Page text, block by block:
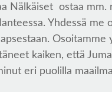
Nälkäiset ostaa mm.
Yhdessä me
Osoitamme
kaiken, että
eri puolilla